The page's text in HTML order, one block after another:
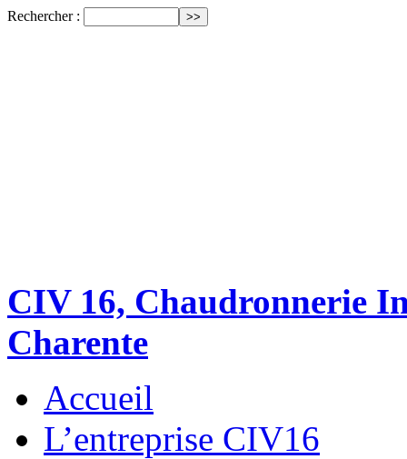
Rechercher :
CIV 16, Chaudronnerie
Charente
Accueil
L’entreprise CIV16